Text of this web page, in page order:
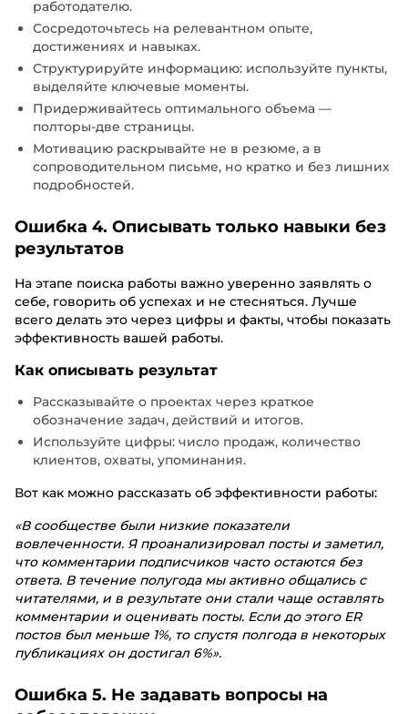
работодателю.
Сосредоточьтесь на релевантном опыте,
достижениях и навыках.
Структурируйте информацию: используйте пункты,
выделяйте ключевые моменты.
Придерживайтесь оптимального объема —
полторы-две страницы.
Мотивацию раскрывайте не в резюме, а в
сопроводительном письме, но кратко и без лишних
подробностей.
Ошибка 4. Описывать только навыки без
результатов
На этапе поиска работы важно уверенно заявлять о
себе, говорить об успехах и не стесняться. Лучше
всего делать это через цифры и факты, чтобы показать
эффективность вашей работы.
Как описывать результат
Рассказывайте о проектах через краткое
обозначение задач, действий и итогов.
Используйте цифры: число продаж, количество
клиентов, охваты, упоминания.
Вот как можно рассказать об эффективности работы:
«В сообществе были низкие показатели
вовлеченности. Я проанализировал посты и заметил,
что комментарии подписчиков часто остаются без
ответа. В течение полугода мы активно общались с
читателями, и в результате они стали чаще оставлять
комментарии и оценивать посты. Если до этого ER
постов был меньше 1%, то спустя полгода в некоторых
публикациях он достигал 6%».
Ошибка 5. Не задавать вопросы на